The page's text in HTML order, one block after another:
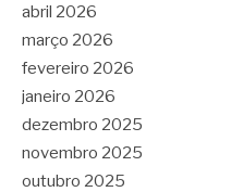
abril 2026
março 2026
fevereiro 2026
janeiro 2026
dezembro 2025
novembro 2025
outubro 2025